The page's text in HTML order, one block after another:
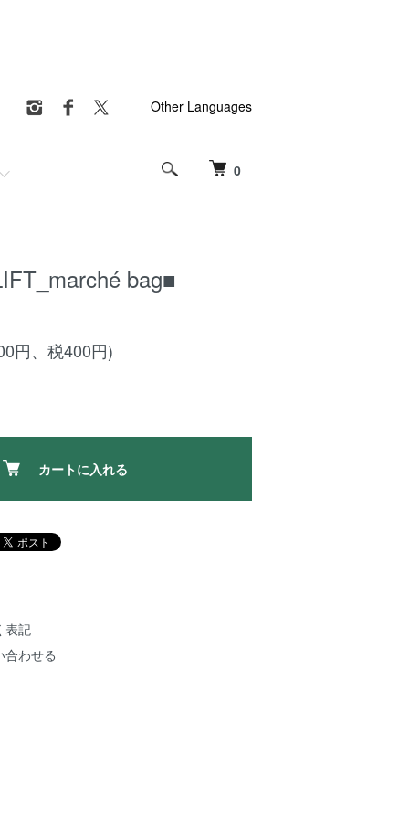
0
Other Languages
bag■
円、税400円)
カートに入れる
表記
合わせる